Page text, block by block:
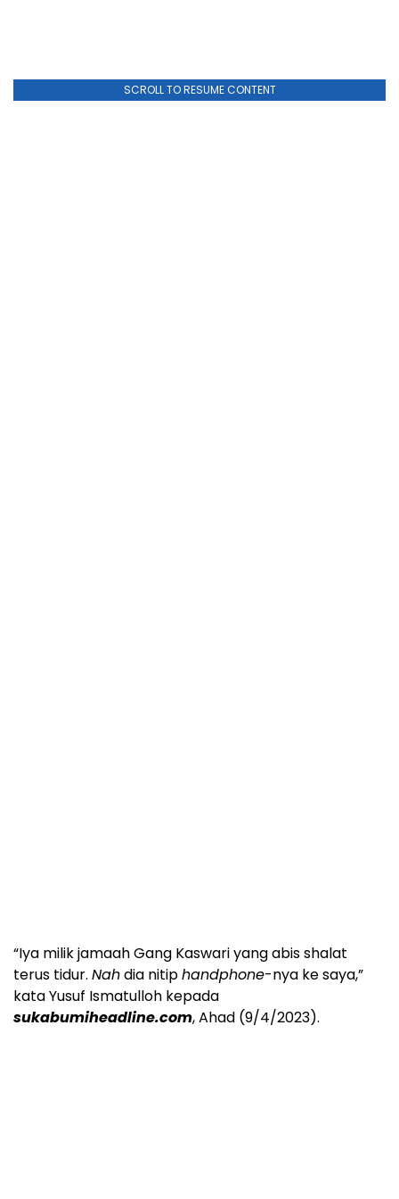
SCROLL TO RESUME CONTENT
“Iya milik jamaah Gang Kaswari yang abis shalat
terus tidur. Nahdia nitiphandphone-nya ke saya,”
kata Yusuf Ismatulloh kepada
sukabumiheadline.com, Ahad (9/4/2023).